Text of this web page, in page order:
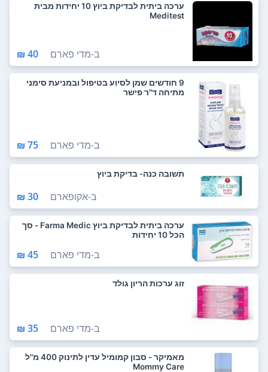
ערכה ביתית לבדיקת ביוץ 10 יחידות מבית
Meditest
ב-מדי פארם 40 ₪
9 חודשים שמן לסיוע בטיפול ובמניעת סימני
מתיחה ד"ר פישר
ב-מדי פארם 75 ₪
תשובה כנה- בדיקת ביוץ
ב-אקופארם 30 ₪
ערכה ביתית לבדיקת ביוץ Farma Medic - סך
הכל 10 יחידות
ב-מדי פארם 45 ₪
זוג ערכות הריון גולד
ב-מדי פארם 35 ₪
מאמיקר - סבון קמומיל עדין לתינוק 400 מ"ל
Mommy Care